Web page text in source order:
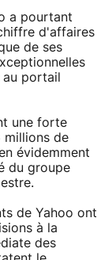
a pourtant
d'affaires
de ses
portail
une forte
millions de
évidemment
du groupe
de Yahoo ont
à la
des